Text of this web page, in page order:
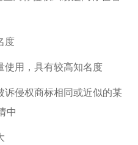
度
用，具有较高知名度
侵权商标相同或近似的某
中